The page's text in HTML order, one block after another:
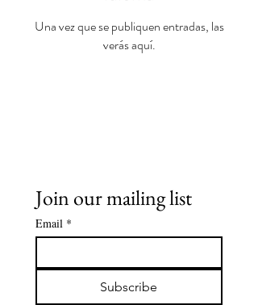
Una vez que se publiquen entradas, las
verás aquí.
Join our mailing list
Email *
Subscribe